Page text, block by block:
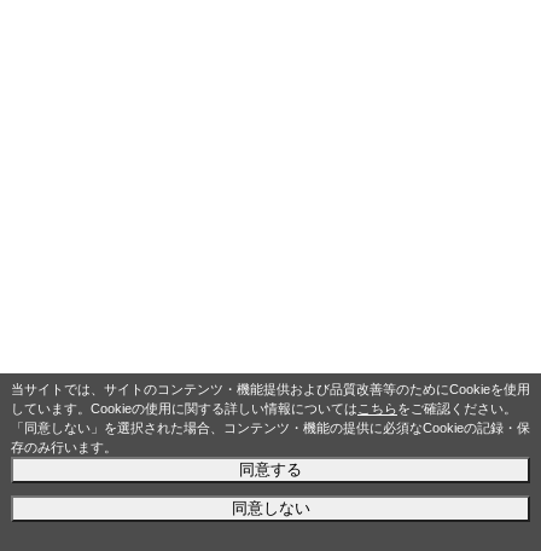
当サイトでは、サイトのコンテンツ・機能提供および品質改善等のためにCookieを使用
しています。Cookieの使用に関する詳しい情報については こちらをご確認ください。
「同意しない」を選択された場合、コンテンツ・機能の提供に必須なCookieの記録・保
存のみ行います。
同意する
同意しない